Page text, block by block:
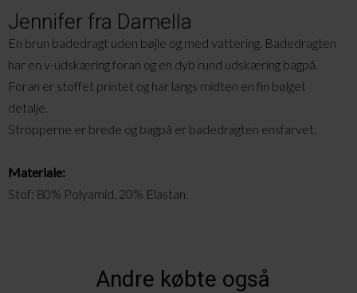
Jennifer fra Damella
En brun badedragt uden bøjle og med vattering. Badedragten
har en v-udskæringforan og en dyb rund udskæring bagpå.
Foran er stoffet printet og har langs midten en fin bølget
detalje.
Stropperne er brede og bagpå er badedragten ensfarvet.
Materiale:
Stof: 80% Polyamid, 20% Elastan.
Andre købte også